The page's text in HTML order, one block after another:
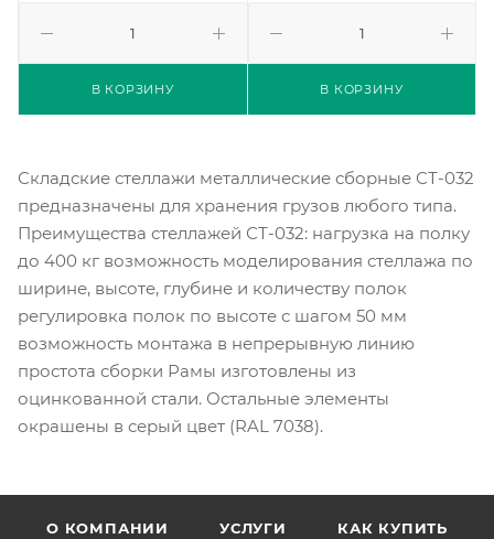
В КОРЗИНУ В КОРЗИНУ
Складские стеллажи металлические сборные СТ-032
предназначены для хранения грузов любого типа.
Преимущества стеллажей СТ-032: нагрузка на полку
до 400 кг возможность моделирования стеллажа по
ширине, высоте, глубине и количеству полок
регулировка полок по высоте с шагом 50 мм
возможность монтажа в непрерывную линию
простота сборки Рамы изготовлены из
оцинкованной стали. Остальные элементы
окрашены в серый цвет (RAL 7038).
О КОМПАНИИ УСЛУГИ КАК КУПИТЬ